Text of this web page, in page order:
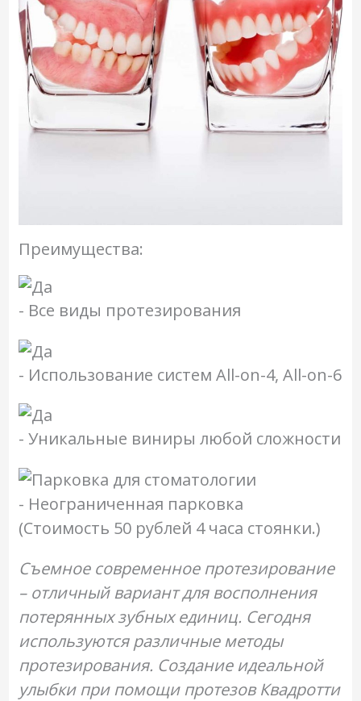
Преимущества:
- Все виды протезирования
- Использование систем All-on-4, All-on-6
- Уникальные виниры любой сложности
- Неограниченная парковка
(Стоимость 50 рублей 4 часа стоянки.)
Съемное современное протезирование
– отличный вариант для восполнения
потерянных зубных единиц. Сегодня
используются различные методы
протезирования. Создание идеальной
улыбки при помощи протезов Квадротти